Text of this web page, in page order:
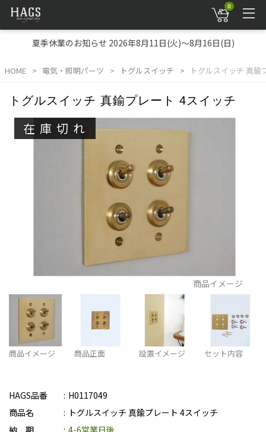
0
夏季休業のお知らせ 2026年8月11日(火)～8月16日(日)
HOME 電気・照明パーツ トグルスイッチ トグルスイッチ 真鍮
トグルスイッチ 真鍮プレート 4スイッチ
在庫切れ
商品イメージ
商品イメージ 商品正面 設置イメージ セット内容
HAGS品番
H0117049
商品名
トグルスイッチ 真鍮プレート 4スイッチ